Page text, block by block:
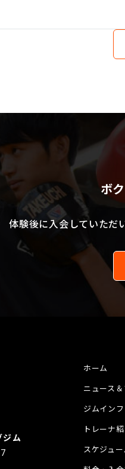
ボ
体験後に入会していただ
ホーム
ニュース
ジムインフ
トレーナ
スケジュー
ジム